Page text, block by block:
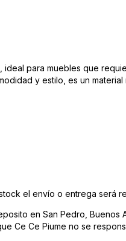
para muebles que
y estilo, es un
el envío o entrega será
en San Pedro, Buenos
Ce Ce Piume no se